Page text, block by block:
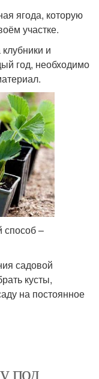
ягода, которую
участке.
и
год, необходимо
способ –
садовой
кусты,
на постоянное
под